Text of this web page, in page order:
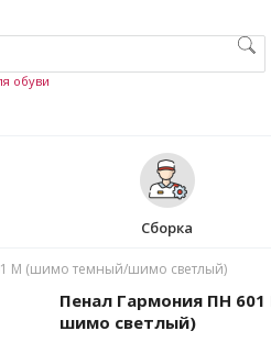
обуви
Сборка
М (шимо темный/шимо светлый)
Пенал Гармония ПН
шимо светлый)